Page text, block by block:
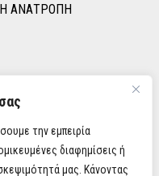
την εμπειρία
διαφημίσεις ή
μας. Κάνοντας
ΑΝΑΤΡΟΠΗ